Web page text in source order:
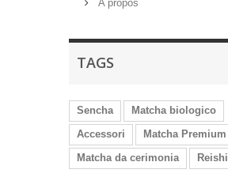
A propos
TAGS
Sencha
Matcha biologico
Accessori
Matcha Premium
Matcha da cerimonia
Reishi